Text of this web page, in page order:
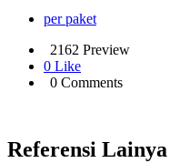
per paket
2162 Preview
0 Like
0 Comments
Referensi Lainya